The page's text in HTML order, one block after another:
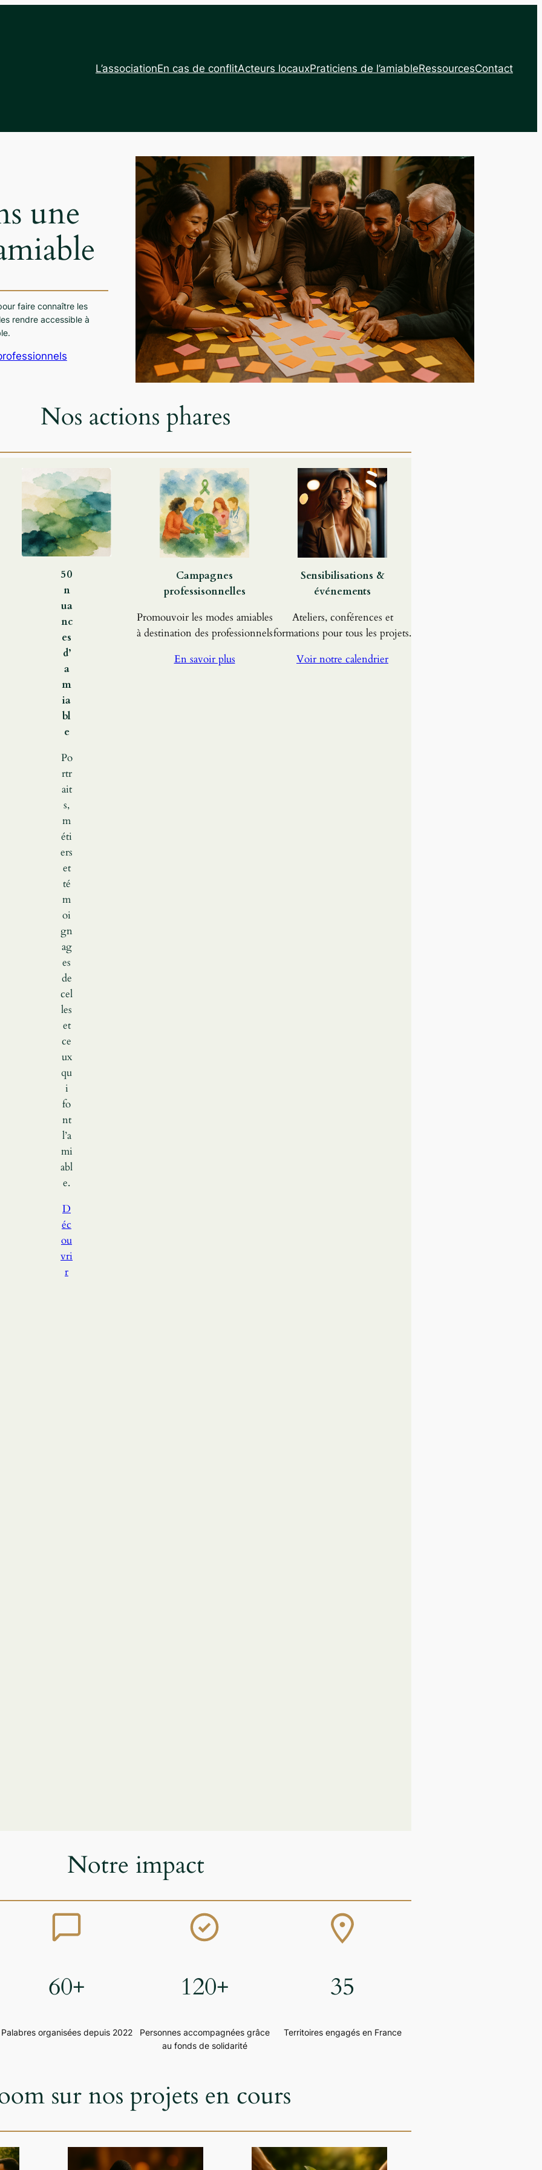
L’associationEn cas de conflitActeurs locauxPraticiens de l’amiableRessourcesContact
une
faire connaître les
rendre accessible à
Nos actions phares
50
n
ua
nc
es
d’
a
m
ia
bl
e
Po
rtr
ait
s,
m
éti
ers
et
té
m
oi
gn
ag
es
de
cel
les
et
ce
ux
qu
i
fo
nt
l’a
mi
abl
e.
D
éc
ou
vri
r
Campagnes
professisonnelles
Promouvoir les modes amiables
à destination des professionnels
En savoir plus
Sensibilisations &
événements
Ateliers, conférences et
formations pour tous les projets.
Voir notre calendrier
Notre impact
60+
Palabres organisées depuis 2022
120+
Personnes accompagnées grâce
au fonds de solidarité
35
Territoires engagés en France
sur nos projets en cours